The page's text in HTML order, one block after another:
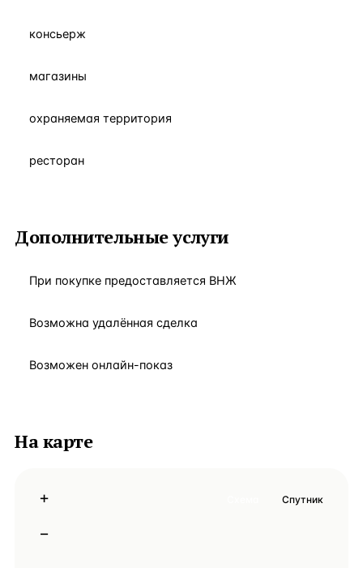
консьерж
магазины
охраняемая территория
ресторан
Дополнительные услуги
При покупке предоставляется ВНЖ
Возможна удалённая сделка
Возможен онлайн-показ
На карте
+
−
Спутник